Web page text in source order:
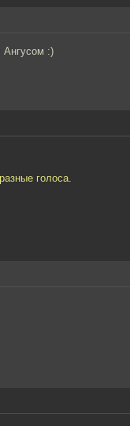
Ангусом :)
голоса.